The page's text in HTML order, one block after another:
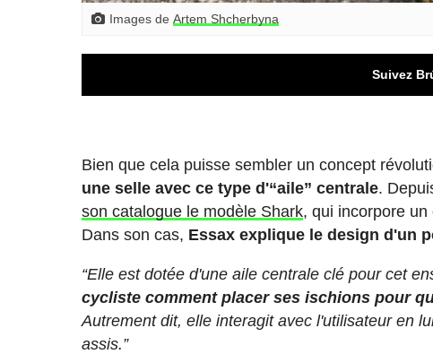
Images deArtem Shcherbyna
Suivez
Bien que cela puisse sembler un concept
une selle avec ce type d'“aile” centrale.
son catalogue le modèle Shark, qui incorpore
Dans son cas, Essax explique le design d'un
“Elle est dotée d'une aile centrale clé pour cet
cycliste comment placer ses ischions pour
Autrement dit, elle interagit avec l'utilisateur en
assis.”